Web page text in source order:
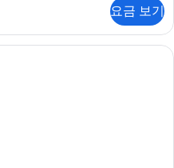
요금 보기
고급 침구, 필로우탑 침대, 객실 내 금고